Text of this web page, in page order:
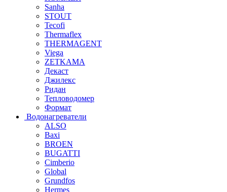
Sanha
STOUT
Tecofi
Thermaflex
THERMAGENT
Viega
ZETKAMA
Декаст
Джилекс
Ридан
Тепловодомер
Формат
Водонагреватели
ALSO
Baxi
BROEN
BUGATTI
Cimberio
Global
Grundfos
Hermes